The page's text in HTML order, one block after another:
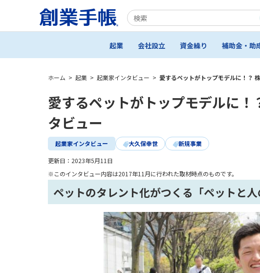
起業 会社設立 資金繰り 補助金・助
ホーム > 起業 > 起業家インタビュー > 愛するペットがトップモデルに！？
愛するペットがトップモデルに
タビュー
起業家インタビュー 大久保幸世 新規事業
更新日： 2023年5月11日
※このインタビュー内容は2017年11月に行われた取材時点のものです。
ペットのタレント化がつくる「ペットと人